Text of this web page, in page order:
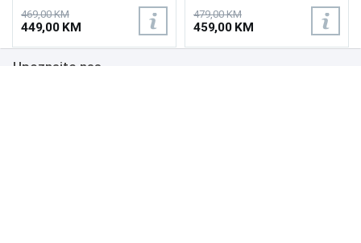
nVidia G-Sync, Osvjetljenje:
400 cd/m², Vrijeme odziva:
1ms, Priključci: 2xHDMI,
Displayport 1.2
469,00 KM
449,00 KM
Osvježenje: 165Hz, AMD
FreeSync Premium Pro,
Priključci: HDMI, DisplayPort
479,00 KM
459,00 KM
Upoznajte nas